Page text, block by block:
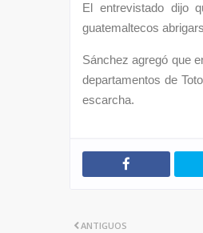
El entrevistado dijo
guatemaltecos
Sánchez agregó que
departamentos de
escarcha.
ANTIGUOS